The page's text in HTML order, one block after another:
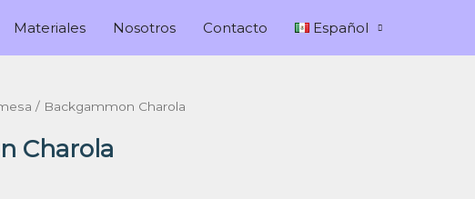
Materiales Nosotros Contacto Español
/ Backgammon Charola
Charola